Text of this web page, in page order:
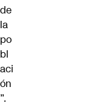
de
la
po
bl
aci
ón
”.